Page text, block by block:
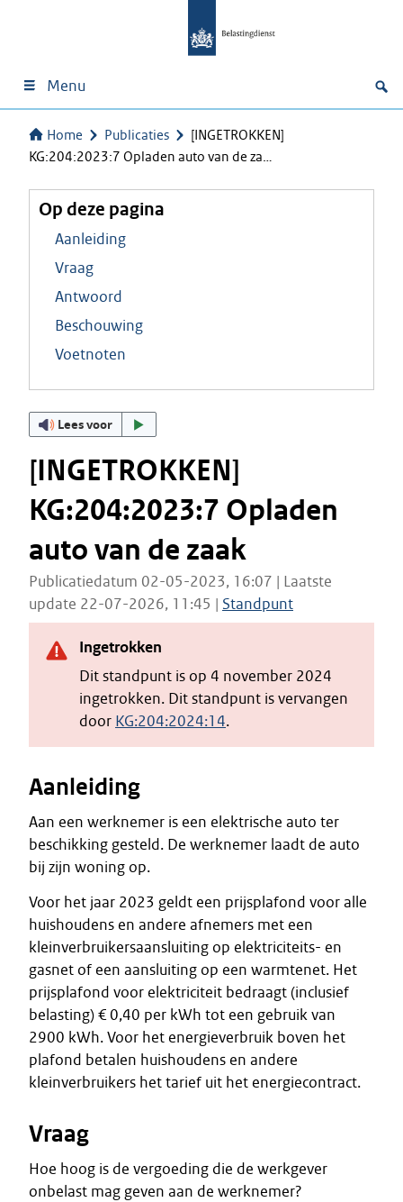
Menu
Home Publicaties
[INGETROKKEN]
KG:204:2023:7 Opladen auto van de za…
Op deze pagina
Aanleiding
Vraag
Antwoord
Beschouwing
Voetnoten
Lees voor
[INGETROKKEN]
KG:204:2023:7 Opladen
auto van de zaak
Publicatiedatum 02-05-2023, 16:07 | Laatste
update 22-07-2026, 11:45 | Standpunt
Ingetrokken
Dit standpunt is op 4 november 2024
ingetrokken. Dit standpunt is vervangen
door KG:204:2024:14.
Aanleiding
Aan een werknemer is een elektrische auto ter
beschikking gesteld. De werknemer laadt de auto
bij zijn woning op.
Voor het jaar 2023 geldt een prijsplafond voor alle
huishoudens en andere afnemers met een
kleinverbruikersaansluiting op elektriciteits- en
gasnet of een aansluiting op een warmtenet. Het
prijsplafond voor elektriciteit bedraagt (inclusief
belasting) € 0,40 per kWh tot een gebruik van
2900 kWh. Voor het energieverbruik boven het
plafond betalen huishoudens en andere
kleinverbruikers het tarief uit het energiecontract.
Vraag
Hoe hoog is de vergoeding die de werkgever
onbelast mag geven aan de werknemer?